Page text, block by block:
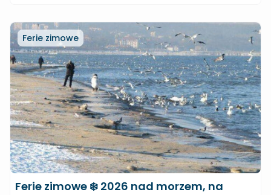
Ferie zimowe
Ferie zimowe ❄️ 2026 nad morzem, na